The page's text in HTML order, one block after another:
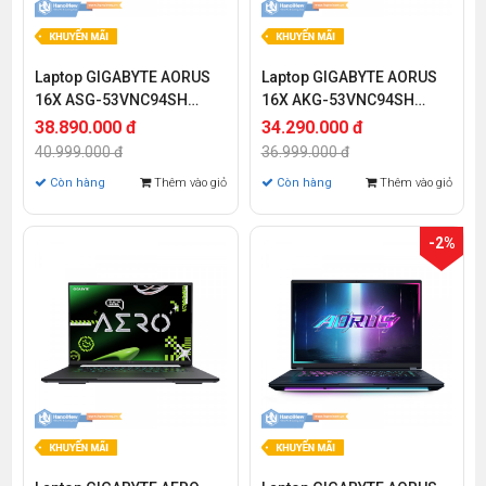
Laptop GIGABYTE AORUS
16X ASG-53VNC94SH
(Intel Core i7-14650HX |
RTX 4070 8GB | 16 inch
| Win 11 | Xám)
38.890.000 đ
40.999.000 đ
Còn hàng Thêm vào giỏ
Laptop GIGABYTE AORUS
16X AKG-53VNC94SH
(Intel Core i7-14650HX |
RTX 4060 8GB | 16 inch
| Win 11 | Xám)
34.290.000 đ
36.999.000 đ
Còn hàng Thêm vào giỏ
-2%